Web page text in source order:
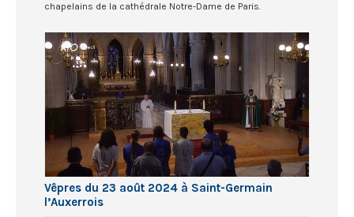
chapelains de la cathédrale Notre-Dame de Paris.
Vêpres du 23 août 2024 à Saint-Germain
l’Auxerrois